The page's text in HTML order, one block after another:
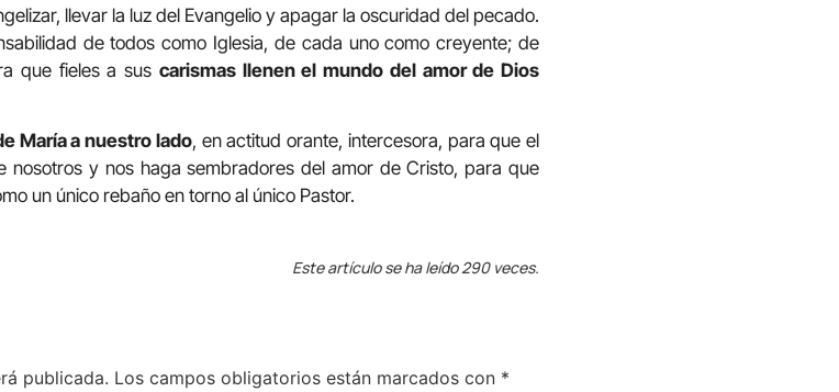
llevar la luz del Evangelio y apagar la oscuridad del pecado.
de todos como Iglesia, de cada uno como creyente; de
que fieles a sus carismas llenen el mundo del amor de Dios
María a nuestro lado, en actitud orante, intercesora, para que el
nosotros y nos haga sembradores del amor de Cristo, para que
un único rebaño en torno al único Pastor.
Este artículo se ha leído 290 veces.
publicada. Los campos obligatorios están marcados con *